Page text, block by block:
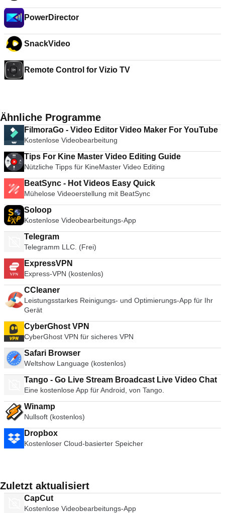
PowerDirector
SnackVideo
Remote Control for Vizio TV
Ähnliche Programme
FilmoraGo - Video Editor Video Maker For YouTube
Kostenlose Videobearbeitung
Tips For Kine Master Video Editing Guide
Nützliche Tipps für KineMaster Video Editing
BeatSync - Hot Videos Easy Quick
Mühelose Videoerstellung mit BeatSync
Soloop
Kostenlose Videobearbeitungs-App
Telegram
Telegramm LLC. (Frei)
ExpressVPN
Express-VPN (kostenlos)
CCleaner
Leistungsstarkes Reinigungs- und Optimierungs-App für Ihr
Gerät
CyberGhost VPN
CyberGhost VPN für sicheres VPN
Safari Browser
Weltshow Language (kostenlos)
Tango - Go Live Stream Broadcast Live Video Chat
Eine kostenlose App für Android, von Tango.
Winamp
Nullsoft (kostenlos)
Dropbox
Kostenloser Cloud-basierter Speicher
Zuletzt aktualisiert
CapCut
Kostenlose Videobearbeitungs-App